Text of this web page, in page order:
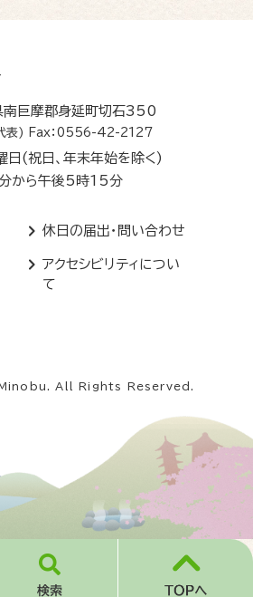
巨摩郡身延町切石350
表) Fax：0556-42-2127
日(祝日、年末年始を除く)
から午後5時15分
休日の届出・問い合わせ
アクセシビリティについ
て
All Rights Reserved.